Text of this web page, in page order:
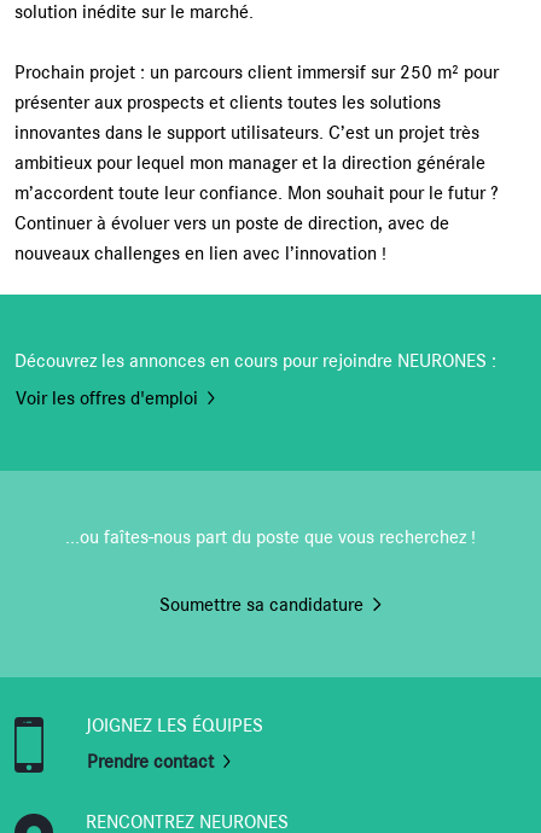
solution inédite sur le marché.
Prochain projet : un parcours client immersif sur 250 m² pour
présenter aux prospects et clients toutes les solutions
innovantes dans le support utilisateurs. C’est un projet très
ambitieux pour lequel mon manager et la direction générale
m’accordent toute leur confiance. Mon souhait pour le futur ?
Continuer à évoluer vers un poste de direction, avec de
nouveaux challenges en lien avec l’innovation !
Découvrez les annonces en cours pour rejoindre NEURONES :
Voir les offres d'emploi
...ou faîtes-nous part du poste que vous recherchez !
Soumettre sa candidature
JOIGNEZ LES ÉQUIPES
Prendre contact
RENCONTREZ NEURONES